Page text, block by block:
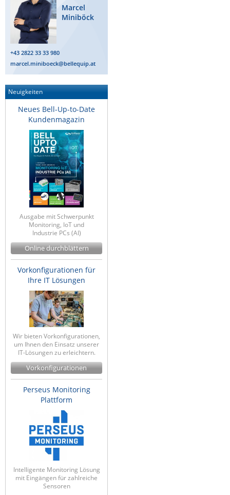
Marcel
Miniböck
+43 2822 33 33 980
marcel.miniboeck@bellequip.at
Neuigkeiten
Neues Bell-Up-to-Date
Kundenmagazin
Ausgabe mit Schwerpunkt
Monitoring, IoT und
Industrie PCs (AI)
Online durchblättern
Vorkonfigurationen für
Ihre IT Lösungen
Wir bieten Vorkonfigurationen,
um Ihnen den Einsatz unserer
IT-Lösungen zu erleichtern.
Vorkonfigurationen
Perseus Monitoring
Plattform
Intelligente Monitoring Lösung
mit Eingängen für zahlreiche
Sensoren